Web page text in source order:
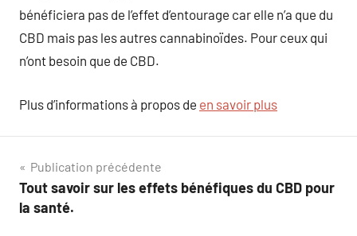
bénéficiera pas de l’effet d’entourage car elle n’a que du
CBD mais pas les autres cannabinoïdes. Pour ceux qui
n’ont besoin que de CBD.
Plus d’informations à propos de en savoir plus
Navigation
de
Publication précédente
Tout savoir sur les effets bénéfiques du CBD pour
la santé.